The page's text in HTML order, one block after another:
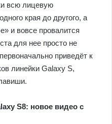
всю лицевую
края до другого, а
и вовсе провалится
для нее просто не
приведёт к
линейки Galaxy S,
S8: новое видео с